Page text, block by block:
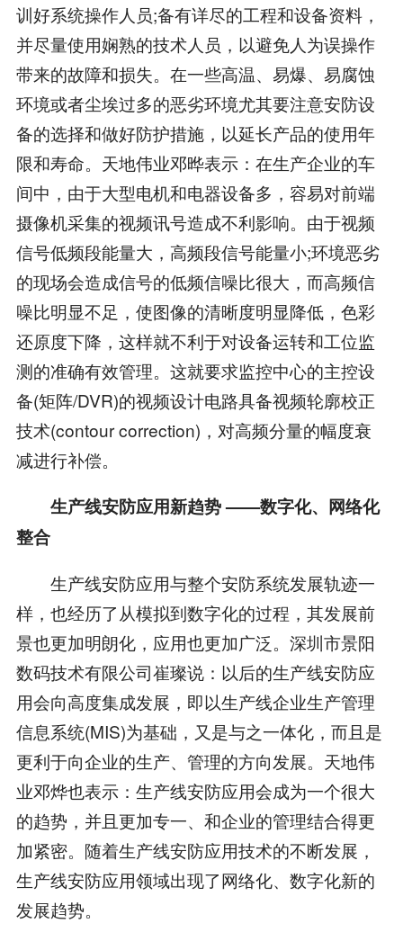
训好系统操作人员;备有详尽的工程和设备资料，
并尽量使用娴熟的技术人员，以避免人为误操作
带来的故障和损失。在一些高温、易爆、易腐蚀
环境或者尘埃过多的恶劣环境尤其要注意安防设
备的选择和做好防护措施，以延长产品的使用年
限和寿命。天地伟业邓晔表示：在生产企业的车
间中，由于大型电机和电器设备多，容易对前端
摄像机采集的视频讯号造成不利影响。由于视频
信号低频段能量大，高频段信号能量小;环境恶劣
的现场会造成信号的低频信噪比很大，而高频信
噪比明显不足，使图像的清晰度明显降低，色彩
还原度下降，这样就不利于对设备运转和工位监
测的准确有效管理。这就要求监控中心的主控设
备(矩阵/DVR)的视频设计电路具备视频轮廓校正
技术(contour correction)，对高频分量的幅度衰
减进行补偿。
生产线安防应用新趋势 ——数字化、网络化
整合
生产线安防应用与整个安防系统发展轨迹一
样，也经历了从模拟到数字化的过程，其发展前
景也更加明朗化，应用也更加广泛。深圳市景阳
数码技术有限公司崔璨说：以后的生产线安防应
用会向高度集成发展，即以生产线企业生产管理
信息系统(MIS)为基础，又是与之一体化，而且是
更利于向企业的生产、管理的方向发展。天地伟
业邓烨也表示：生产线安防应用会成为一个很大
的趋势，并且更加专一、和企业的管理结合得更
加紧密。随着生产线安防应用技术的不断发展，
生产线安防应用领域出现了网络化、数字化新的
发展趋势。